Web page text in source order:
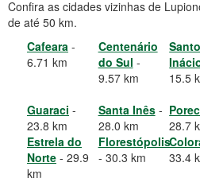
Confira as cidades vizinhas de
de até 50 km.
Cafeara -
6.71 km
Centenário
do Sul -
9.57 km
Santo
15.5
Guaraci -
23.8 km
Santa Inês-
28.0 km
28.7
Estrela do
Norte - 29.9
km
Florestópolis
- 30.3 km
33.4